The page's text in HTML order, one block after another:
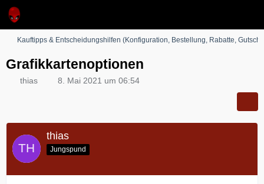
Kauftipps & Entscheidungshilfen (Konfiguration, Bestellung, Rabatte,
Grafikkartenoptionen
thias 8. Mai 2021 um 06:54
thias
Jungspund